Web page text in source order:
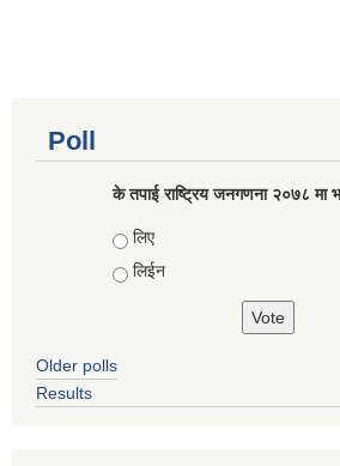
Poll
के तपाई राष्ट्रिय जनगणना २०७८ मा
Choices
लिए
लिईन
Older polls
Results